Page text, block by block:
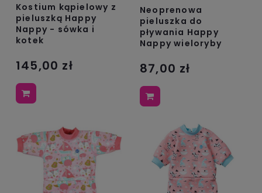
Kostium kąpielowy z
pieluszką Happy
Nappy - sówka i
kotek
145,00 zł
Neoprenowa
pieluszka do
pływania Happy
Nappy wieloryby
87,00 zł